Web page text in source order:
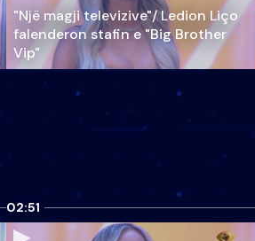
"Një magji televizive"/ Ledion Liço
falenderon stafin e "Big Brother
Vip"
02:51